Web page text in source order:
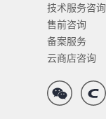
技术服务咨询
售前咨询
备案服务
云商店咨询